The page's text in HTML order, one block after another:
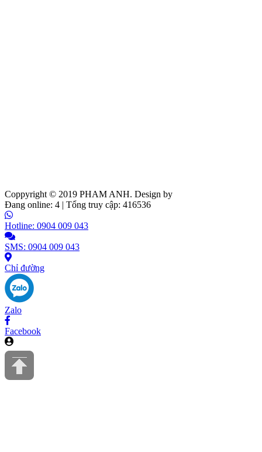
Coppyright © 2019 PHAM ANH. Design by
Đang online: 4 | Tổng truy cập: 416536
Hotline: 0904 009 043
SMS: 0904 009 043
Chỉ đường
Zalo
Facebook